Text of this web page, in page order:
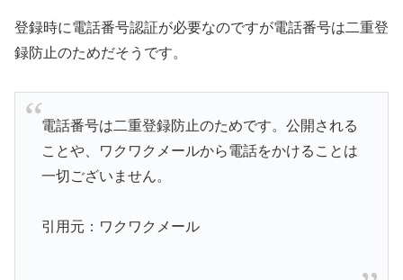
登録時に電話番号認証が必要なのですが電話番号は二重登
録防止のためだそうです。
電話番号は二重登録防止のためです。公開される
ことや、ワクワクメールから電話をかけることは
一切ございません。
引用元：ワクワクメール